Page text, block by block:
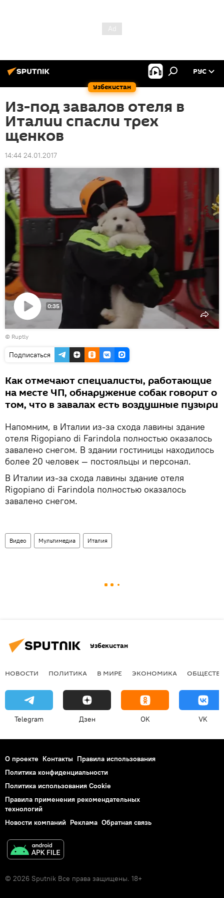
Узбекистан
РУС
Из-под завалов отеля в
Италии спасли трех
щенков
14:44 24.01.2017
Воспроизвести
видео
0:35
© Ruptly
Подписаться
Как отмечают специалисты, работающие
на месте ЧП, обнаружение собак говорит о
том, что в завалах есть воздушные пузыри
Напомним, в Италии из-за схода лавины здание
отеля Rigopiano di Farindola полностью оказалось
завалено снегом. В здании гостиницы находилось
более 20 человек — постояльцы и персонал.
В Италии из-за схода лавины здание отеля
Rigopiano di Farindola полностью оказалось
завалено снегом.
Видео Мультимедиа Италия
Узбекистан
НОВОСТИ ПОЛИТИКА В МИРЕ ЭКОНОМИКА
Telegram Дзен OK VK
О проекте Контакты Правила использования
Политика конфиденциальности
Политика использования Cookie
Правила применения рекомендательных
технологий
Новости компаний Реклама Обратная связь
© 2026 Sputnik Все права защищены. 18+